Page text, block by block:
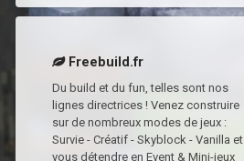
Freebuild.fr
Du build et du fun, telles sont nos
lignes directrices ! Venez construire
sur de nombreux modes de jeux :
Survie - Créatif - Skyblock - Vanilla et
vous détendre en Event & Mini-jeux